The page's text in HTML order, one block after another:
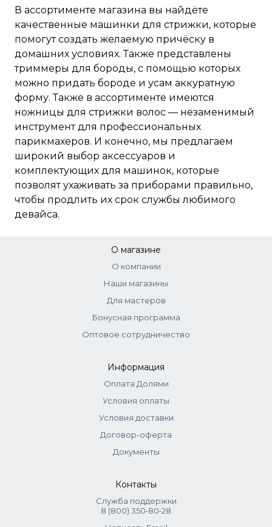
В ассортименте магазина вы найдёте
качественные машинки для стрижки, которые
помогут создать желаемую причёску в
домашних условиях. Также представлены
триммеры для бороды, с помощью которых
можно придать бороде и усам аккуратную
форму. Также в ассортименте имеются
ножницы для стрижки волос — незаменимый
инструмент для профессиональных
парикмахеров. И конечно, мы предлагаем
широкий выбор аксессуаров и
комплектующих для машинок, которые
позволят ухаживать за приборами правильно,
чтобы продлить их срок службы любимого
девайса.
О магазине
О компании
Наши магазины
Для мастеров
Бонусная программа
Оптовое сотрудничество
Информация
Оплата Долями
Условия оплаты
Условия доставки
Договор-оферта
Документы
Контакты
Служба поддержки
8 (800) 350‑80‑28